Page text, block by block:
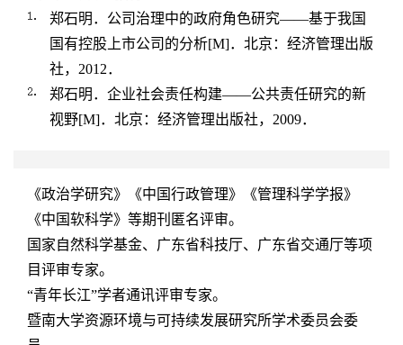
郑石明．公司治理中的政府角色研究——基于我国
国有控股上市公司的分析[M]．北京：经济管理出版
社， 2012．
郑石明．企业社会责任构建——公共责任研究的新
视野[M]．北京：经济管理出版社， 2009．
《政治学研究》《中国行政管理》《管理科学学报》
《中国软科学》等期刊匿名评审。
国家自然科学基金、广东省科技厅、广东省交通厅等项
目评审专家。
“青年长江”学者通讯评审专家。
暨南大学资源环境与可持续发展研究所学术委员会委